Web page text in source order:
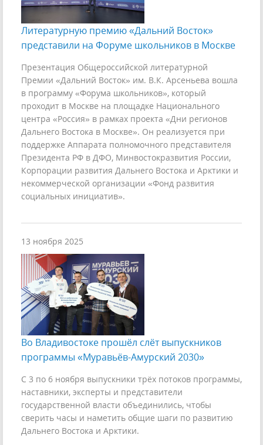
Литературную премию «Дальний Восток»
представили на Форуме школьников в Москве
Презентация Общероссийской литературной
Премии «Дальний Восток» им. В.К. Арсеньева вошла
в программу «Форума школьников», который
проходит в Москве на площадке Национального
центра «Россия» в рамках проекта «Дни регионов
Дальнего Востока в Москве». Он реализуется при
поддержке Аппарата полномочного представителя
Президента РФ в ДФО, Минвостокразвития России,
Корпорации развития Дальнего Востока и Арктики и
некоммерческой организации «Фонд развития
социальных инициатив».
13 ноября 2025
Во Владивостоке прошёл слёт выпускников
программы «Муравьёв-Амурский 2030»
С 3 по 6 ноября выпускники трёх потоков программы,
наставники, эксперты и представители
государственной власти объединились, чтобы
сверить часы и наметить общие шаги по развитию
Дальнего Востока и Арктики.